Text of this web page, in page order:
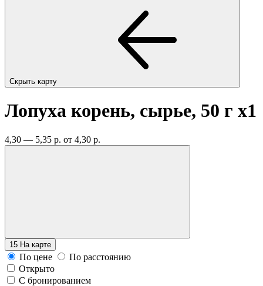
Скрыть карту
Лопуха корень, сырье, 50 г x1
4,30 — 5,35 р. от 4,30 р.
15 На карте
По цене
По расстоянию
Открыто
С бронированием